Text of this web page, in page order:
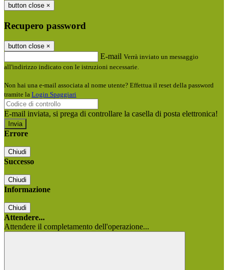
button close ×
Recupero password
button close ×
E-mail Verrà inviato un messaggio
all'indirizzo indicato con le istruzioni necessarie.
Non hai una e-mail associata al nome utente? Effettua il reset della password
tramite la Login Spaggiari
E-mail inviata, si prega di controllare la casella di posta elettronica!
Errore
Chiudi
Successo
Chiudi
Informazione
Chiudi
Attendere...
Attendere il completamento dell'operazione...